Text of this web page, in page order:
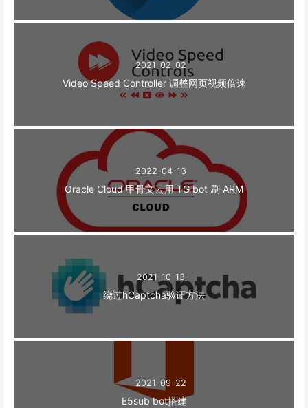
2021-02-02
Video Speed Controller 调整网页视频倍速
2022-04-13
Oracle Cloud 甲骨文云用 TG bot 刷 ARM
2021-10-13
绕过hCaptcha验证方法
2021-09-22
E5sub bot搭建